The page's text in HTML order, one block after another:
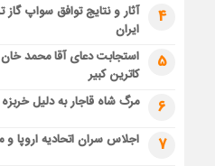
4
آثار و نتایج توافق سواپ گاز
ایران
5
استجابت دعای آقا محمد
کاترین کبیر
6 مرگ شاه قاجار به دلیل
7 اجلاس سران اتحادیه اروپا و